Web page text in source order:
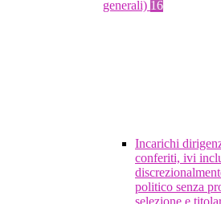
generali) 16
Incarichi
conferiti, ivi
politico senza